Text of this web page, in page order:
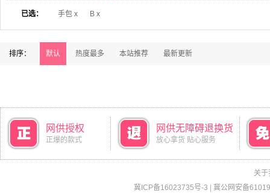
已选： 手包 x B x
排序： 默认 热度最多 本站推荐 最新更新
网供授权
正爆的款式
网供无障碍退换货
放心拿货 贴心服务
关于
冀ICP备16023735号-3
冀公网安备